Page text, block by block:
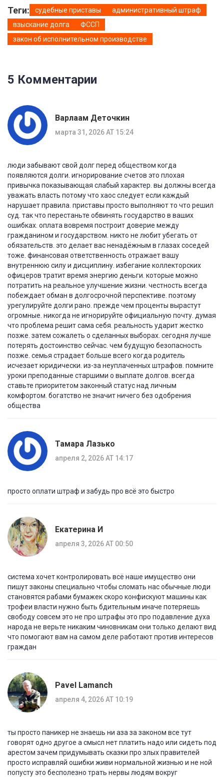
Теги: судебные приставы
административный штраф
взыскание долга
ФССП
закон об исполнительном производстве
5 Комментарии
Варлаам Деточкин
марта 31, 2026 AT 15:24
люди забывают свой долг перед обществом когда
появляются долги. игнорирование счетов это плохая
привычка показывающая слабый характер. вы должны всегда
уважать власть потому что хаос следует если каждый
нарушает правила. приставы просто выполняют то что решил
суд. так что перестаньте обвинять государство в ваших
ошибках. оплата вовремя построит доверие между
гражданином и государством. никто не любит убегать от
обязательств. это делает вас ненадёжным в глазах соседей
тоже. финансовая ответственность отражает вашу
внутреннюю силу и дисциплину. избегание коллекторских
офицеров тратит время энергию деньги. которые можно
потратить на реальное улучшение жизни. честность всегда
побеждает обман в долгосрочной перспективе. поэтому
урегулируйте долги рано. прежде чем проценты вырастут
огромные. никогда не игнорируйте официальную почту. думая
что проблема решит сама себя. реальность ударит жестко
позже. затем сожалеть о сделанных выборах. сегодня лучше
потерять достоинство сейчас. чем будущую безопасность
позже. семья страдает больше всего когда родитель
исчезает юридически. из-за неуплаченных штрафов. помните
уроки преподанные старшими о выплате долгов. всегда
ставьте приоритетом законный статус над личным
комфортом. богатство не значит ничего без одобрения
общества
Тамара Лазько
апреля 2, 2026 AT 14:17
просто оплати штраф и забудь про всё это быстро
Екатерина И
апреля 3, 2026 AT 00:50
система хочет контролировать всё наше имущество они
пишут законы специально чтобы сломать нас обычные люди
становятся рабами бумажек скоро конфискуют машины как
трофеи власти нужно быть бдительным иначе потеряешь
свободу совсем это не про штрафы это про подавление духа
народа не верьте никаким чиновникам они только делают вид
что помогают вам на самом деле работают против интересов
граждан
Pavel Lamanch
апреля 4, 2026 AT 10:19
ты просто паникер не знаешь ни аза за законом все тут
говорят одно другое а смысл нет платить надо или сидеть под
арестом зачем придумывать сказки про злых правителей
просто исправляй ошибки живи нормальной жизнью и не ной
попусту это бесполезно трать нервы людям вокруг